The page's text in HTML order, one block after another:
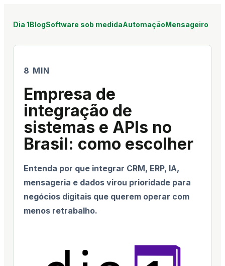
Dia 1BlogSoftware sob medidaAutomaçãoMensageiro
8 MIN
Empresa de
integração de
sistemas e APIs no
Brasil: como escolher
Entenda por que integrar CRM, ERP, IA,
mensageria e dados virou prioridade para
negócios digitais que querem operar com
menos retrabalho.